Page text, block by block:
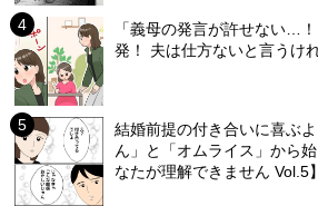
「義母の発言が許せない…
発！ 夫は仕方ないと言うけ
結婚前提の付き合いに喜ぶ
ん」と「オムライス」から
なたが理解できません Vol.5】